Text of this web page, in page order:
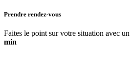
Prendre rendez-vous
Faites le point sur votre situation avec un
min